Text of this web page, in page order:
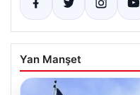
Yan Manşet